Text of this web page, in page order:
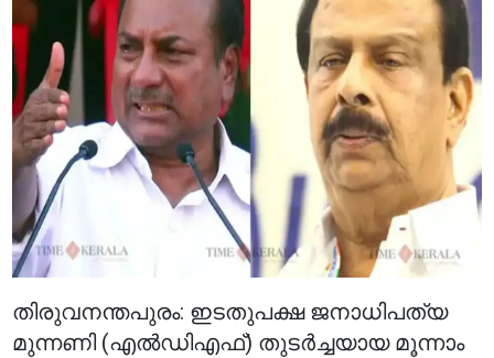
തിരുവനന്തപുരം: ഇടതുപക്ഷ ജനാധിപത്യ
മുന്നണി (എൽഡിഎഫ്) തുടർച്ചയായ മൂന്നാം